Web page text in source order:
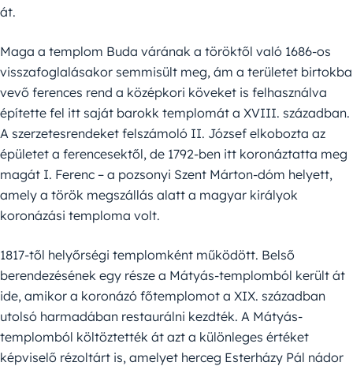
át.
Maga a templom Buda várának a töröktől való 1686-os
visszafoglalásakor semmisült meg, ám a területet birtokba
vevő ferences rend a középkori köveket is felhasználva
építette fel itt saját barokk templomát a XVIII. században.
A szerzetesrendeket felszámoló II. József elkobozta az
épületet a ferencesektől, de 1792-ben itt koronáztatta meg
magát I. Ferenc – a pozsonyi Szent Márton-dóm helyett,
amely a török megszállás alatt a magyar királyok
koronázási temploma volt.
1817-től helyőrségi templomként működött. Belső
berendezésének egy része a Mátyás-templomból került át
ide, amikor a koronázó főtemplomot a XIX. században
utolsó harmadában restaurálni kezdték. A Mátyás-
templomból költöztették át azt a különleges értéket
képviselő rézoltárt is, amelyet herceg Esterházy Pál nádor